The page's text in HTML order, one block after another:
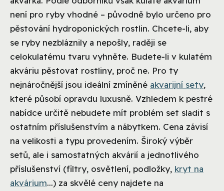
není pro ryby vhodné – původně bylo určeno pro
pěstování hydroponických rostlin. Chcete-li, aby
se ryby nezbláznily a nepošly, raději se
celokulatému tvaru vyhněte. Budete-li v kulatém
akváriu pěstovat rostliny, proč ne. Pro ty
nejnáročnější jsou ideální zmíněné akvarijní sety,
které působí opravdu luxusně. Vzhledem k pestré
nabídce určitě nebudete mít problém set sladit s
ostatním příslušenstvím a nábytkem. Cena závisí
na velikosti a typu provedením. Široký výběr
setů, ale i samostatných akvárií a jednotlivého
příslušenství (filtry, osvětlení, podložky, kryt na
akvárium...) za skvělé ceny najdete na